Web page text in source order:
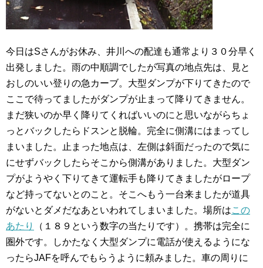
今日はSさんがお休み、井川への配達も通常より３０分早く
出発しました。雨の中順調でしたが写真の地点先は、見と
おしのいい登りの急カーブ。大型ダンプが下りてきたので
ここで待ってましたがダンプが止まって降りてきません。
まだ狭いのか早く降りてくればいいのにと思いながらちょ
っとバックしたらドスンと脱輪。完全に側溝にはまってし
まいました。止まった地点は、左側は斜面だったので気に
にせずバックしたらそこから側溝がありました。大型ダン
プがようやく下りてきて運転手も降りてきましたがロープ
など持ってないとのこと。そこへもう一台来ましたが道具
がないとダメだなあといわれてしまいました。場所はこの
あたり
（１８９という数字の当たりです）。携帯は完全に
圏外です。しかたなく大型ダンプに電話が使えるようにな
ったらJAFを呼んでもらうように頼みました。車の周りに